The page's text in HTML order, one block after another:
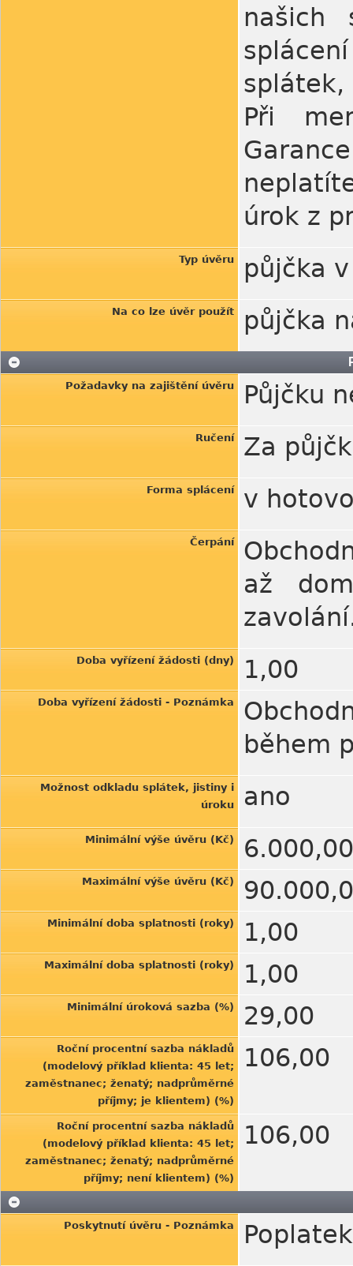
našich
splátek,
Při
úrok z
Typ úvěru půjčka
Na co lze úvěr použít půjčka
Požadavky na zajištění úvěru Půjčku
Ručení Za
Forma splácení v
Čerpání
až
Doba vyřízení žádosti (dny) 1,00
Doba vyřízení žádosti - Poznámka
během
Možnost odkladu splátek, jistiny i
úroku
ano
Minimální výše úvěru (Kč) 6.000,00
Maximální výše úvěru (Kč)
Minimální doba splatnosti (roky) 1,00
Maximální doba splatnosti (roky) 1,00
Minimální úroková sazba (%) 29,00
Roční procentní sazba nákladů
(modelový příklad klienta: 45 let;
zaměstnanec; ženatý; nadprůměrné
příjmy; je klientem) (%)
106,00
Roční procentní sazba nákladů
(modelový příklad klienta: 45 let;
zaměstnanec; ženatý; nadprůměrné
příjmy; není klientem) (%)
106,00
Poskytnutí úvěru - Poznámka